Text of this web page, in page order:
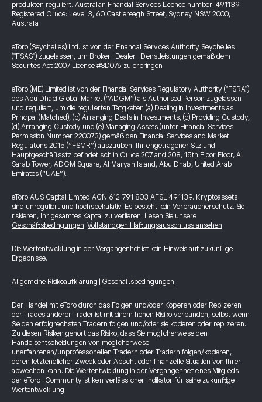
produkten reguliert. Australian Financial Services Licence number: 491139.
Registered Office: Level 3, 60 Castlereagh Street, Sydney NSW 2000,
Australia
eToro (Seychelles) Ltd. ist von der Financial Services Authority Seychelles
("FSAS") zugelassen, um Broker-Dealer-Dienstleistungen gemäß dem
Securities Act 2007 License #SD076 zu erbringen
eToro (ME) Limited ist von der Financial Services Regulatory Authority ("FSRA")
des Abu Dhabi Global Market (“ADGM”) als Authorised Person zugelassen
und reguliert, um die regulierten Tätigkeiten (a) Dealing in Investments as
Principal (Matched), (b) Arranging Deals in Investments, (c) Providing Custody,
(d) Arranging Custody und (e) Managing Assets (unter Financial Services
Permission Number 220073) gemäß den Financial Services and Market
Regulations 2015 (“FSMR”) auszuüben. Ihr eingetragener Sitz und
Hauptgeschäftssitz befindet sich in Office 207 and 208, 15th Floor Floor, Al
Sarab Tower, ADGM Square, Al Maryah Island, Abu Dhabi, United Arab
Emirates (“UAE”).
eToro AUS Capital Limited ACN 612 791 803 AFSL 491139. Kryptoassets
sind unreguliert und hochspekulativ. Es besteht kein Verbraucherschutz. Sie
riskieren, Ihr gesamtes Kapital zu verlieren. Lesen Sie unsere
Geschäftsbedingungen.Vollständigen Haftungsausschluss ansehen
Die Wertentwicklung in der Vergangenheit ist kein Hinweis auf zukünftige
Ergebnisse.
Allgemeine Risikoaufklärung Geschäftsbedingungen
Der Handel mit eToro durch das Folgen und/oder Kopieren oder Replizieren
der Trades anderer Trader ist mit einem hohen Risiko verbunden, selbst wenn
Sie den erfolgreichsten Tradern folgen und/oder sie kopieren oder replizieren.
Zu diesen Risiken gehört das Risiko, dass Sie möglicherweise den
Handelsentscheidungen von möglicherweise
unerfahrenen/unprofessionellen Tradern oder Tradern folgen/kopieren,
deren letztendlicher Zweck oder Absicht oder finanzielle Situation von Ihrer
abweichen kann. Die Wertentwicklung in der Vergangenheit eines Mitglieds
der eToro-Community ist kein verlässlicher Indikator für seine zukünftige
Wertentwicklung.